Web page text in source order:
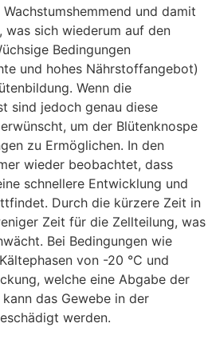
und damit
was sich wiederum auf den
Bedingungen
und hohes Nährstoffangebot)
Wenn die
sind jedoch genau diese
um der Blütenknospe
zu Ermöglichen. In den
wieder beobachtet, dass
schnellere Entwicklung und
Durch die kürzere Zeit in
Zeit für die Zellteilung, was
Bei Bedingungen wie
von -20 °C und
welche eine Abgabe der
das Gewebe in der
werden.